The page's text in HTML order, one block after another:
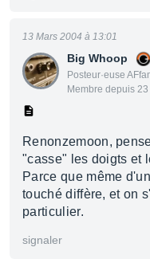
Big Whoop
Posteur·euse
Membre depuis
13 Mars 2004 à 13:01
Renonzemoon,
"casse" les doigts et
Parce que même
touché diffère, et on
particulier.
signaler